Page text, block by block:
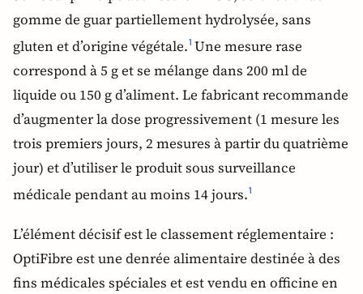
gomme de guar partiellement hydrolysée, sans
gluten et d’origine végétale.1 Une mesure rase
correspond à 5 g et se mélange dans 200 ml de
liquide ou 150 g d’aliment. Le fabricant recommande
d’augmenter la dose progressivement (1 mesure les
trois premiers jours, 2 mesures à partir du quatrième
jour) et d’utiliser le produit sous surveillance
médicale pendant au moins 14 jours.1
L’élément décisif est le classement réglementaire :
OptiFibre est une denrée alimentaire destinée à des
fins médicales spéciales et est vendu en officine en